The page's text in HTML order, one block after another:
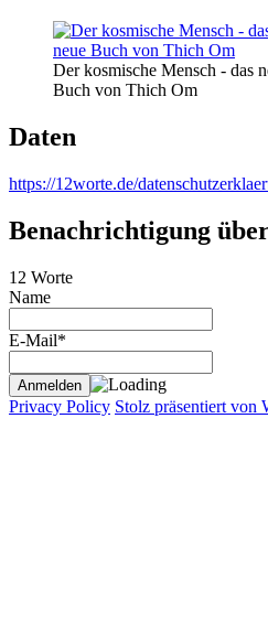
Der kosmische Mensch - das
Buch von Thich Om
Daten
https://12worte.de/
Benachrichtigung
12 Worte
Name
E-Mail*
Privacy Policy Stolz präsentiert von